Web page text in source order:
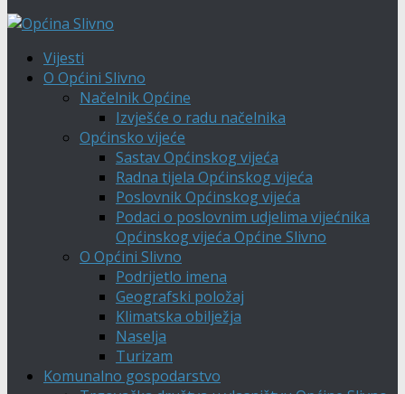
Vijesti
O Općini Slivno
Načelnik Općine
Izvješće o radu načelnika
Općinsko vijeće
Sastav Općinskog vijeća
Radna tijela Općinskog vijeća
Poslovnik Općinskog vijeća
Podaci o poslovnim udjelima vijećnika
Općinskog vijeća Općine Slivno
O Općini Slivno
Podrijetlo imena
Geografski položaj
Klimatska obilježja
Naselja
Turizam
Komunalno gospodarstvo